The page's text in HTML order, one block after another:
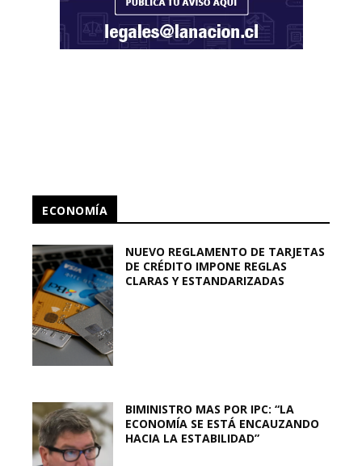
ECONOMÍA
NUEVO REGLAMENTO DE TARJETAS
DE CRÉDITO IMPONE REGLAS
CLARAS Y ESTANDARIZADAS
BIMINISTRO MAS POR IPC: “LA
ECONOMÍA SE ESTÁ ENCAUZANDO
HACIA LA ESTABILIDAD”